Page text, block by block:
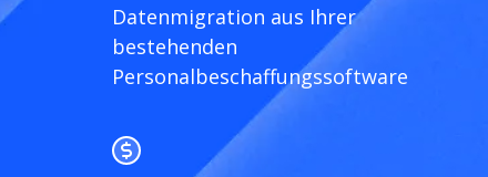
Datenmigration aus Ihrer
bestehenden
Personalbeschaffungssoftware